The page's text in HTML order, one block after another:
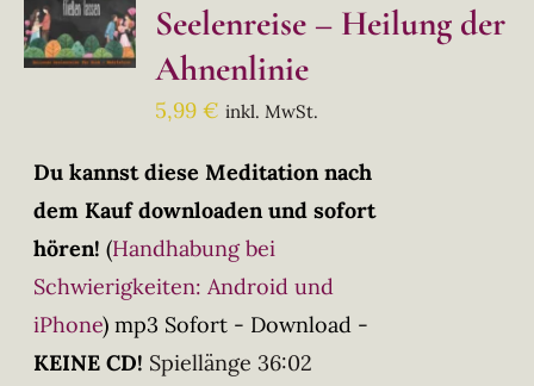
Seelenreise – Heilung der
Ahnenlinie
5,99€ inkl. MwSt.
Du kannst diese Meditation nach
dem Kauf downloaden und sofort
hören! (Handhabung bei
Schwierigkeiten: Android und
iPhone) mp3 Sofort - Download -
KEINE CD! Spiellänge 36:02